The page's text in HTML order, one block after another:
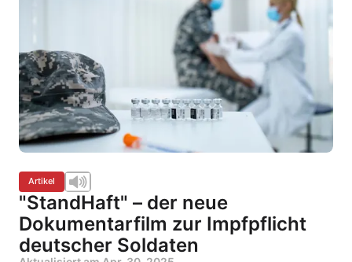
Artikel
"StandHaft" – der neue
Dokumentarfilm zur Impfpflicht
deutscher Soldaten